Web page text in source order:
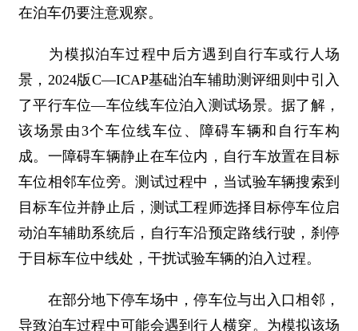
在泊车仍要注意观察。
为模拟泊车过程中后方遇到自行车或行人场
景，2024版C—ICAP基础泊车辅助测评细则中引入
了平行车位—车位线车位泊入测试场景。据了解，
该场景由3个车位线车位、障碍车辆和自行车构
成。一障碍车辆静止在车位内，自行车放置在目标
车位相邻车位旁。测试过程中，当试验车辆搜索到
目标车位并静止后，测试工程师选择目标停车位启
动泊车辅助系统后，自行车沿预定路线行驶，刹停
于目标车位中线处，干扰试验车辆的泊入过程。
在部分地下停车场中，停车位与出入口相邻，
导致泊车过程中可能会遇到行人横穿。为模拟该场